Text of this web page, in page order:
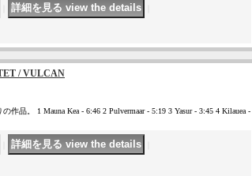
/ VULCAN
品。 1 Mauna Kea - 6:46 2 Pulvermaar - 5:19 3 Yasur - 3:45 4 Kilauea -